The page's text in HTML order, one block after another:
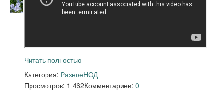
Читать полностью
Категория: РазноеНОД
Просмотров: 1 462Комментариев: 0